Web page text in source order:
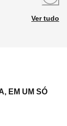
Ver tudo
EM UM SÓ